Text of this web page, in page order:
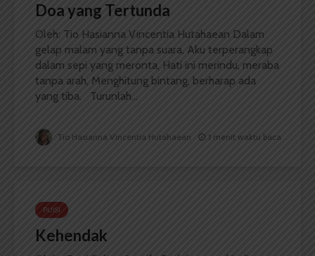
Doa yang Tertunda
Oleh: Tio Hasianna Vincentia Hutahaean Dalam
gelap malam yang tanpa suara, Aku terperangkap
dalam sepi yang meronta, Hati ini merindu, meraba
tanpa arah, Menghitung bintang, berharap ada
yang tiba. Turunlah...
Tio Hasianna Vincentia Hutahaean 1 menit waktu baca
PUISI
Kehendak